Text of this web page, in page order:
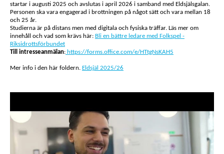
startar i augusti 2025 och avslutas i april 2026 i samband med Eldsjälsgalan.
Personen ska vara engagerad i brottningen på något sätt och vara mellan 18
och 25 år.
Studierna är på distans men med digitala och fysiska träffar. Läs mer om
innehåll och vad som krävs här: Bli en bättre ledare med Folkspel -
Riksidrottsförbundet
Till intresseanmälan: https://forms.office.com/e/HTtgNsKAH5
Mer info i den här foldern. Eldsjäl 2025/26